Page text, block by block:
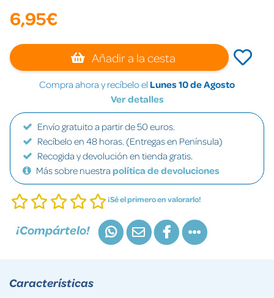
6,95€
Añadir a la cesta
Compra ahora y recíbelo el Lunes 10 de Agosto
Ver detalles
Envío gratuito a partir de 50 euros.
Recíbelo en 48 horas. (Entregas en Península)
Recogida y devolución en tienda gratis.
Más sobre nuestra política de devoluciones
¡Sé el primero en valorarlo!
¡Compártelo!
Características